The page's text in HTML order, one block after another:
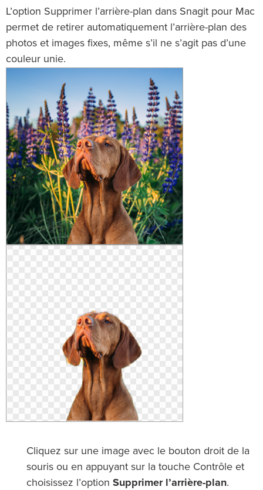
L’option Supprimer l’arrière-plan dans Snagit pour Mac
permet de retirer automatiquement l’arrière-plan des
photos et images fixes, même s’il ne s’agit pas d’une
couleur unie.
Cliquez sur une image avec le bouton droit de la
souris ou en appuyant sur la touche Contrôle et
choisissez l’option Supprimer l’arrière-plan.